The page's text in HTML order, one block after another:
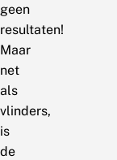
geen
resultaten!
Maar
net
als
vlinders,
is
de